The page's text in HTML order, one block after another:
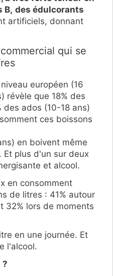
B, des édulcorants
artificiels, donnant
qui se
européen (16
révèle que 18% des
ados (10-18 ans)
ces boissons
en boivent même
Et plus d'un sur deux
et alcool.
en consomment
de litres : ​41% autour
32% lors de moments
en une journée​. Et
l'alcool.
?